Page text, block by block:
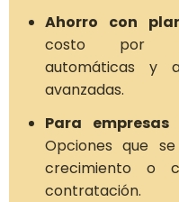
Ahorro con
costo por
automáticas y
avanzadas.
Para
Opciones que
crecimiento o
contratación.